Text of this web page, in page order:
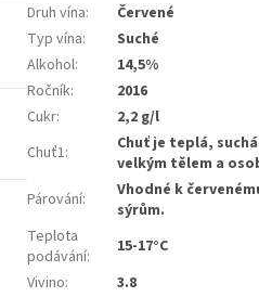
Druh vína:
Červené
Typ vína:
Suché
Alkohol:
14,5%
Ročník:
2016
Cukr:
2,2 g/l
Chuť1:
Chuť je teplá,
velkým tělem a
Párování:
Vhodné k
sýrům.
Teplota
podávání:
15-17°C
Vivino:
3.8